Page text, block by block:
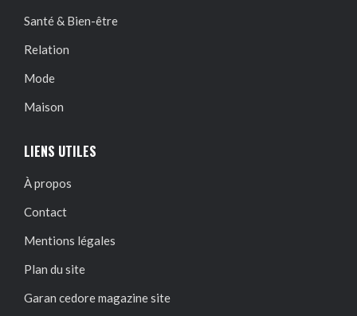
Santé & Bien-être
Relation
Mode
Maison
LIENS UTILES
À propos
Contact
Mentions légales
Plan du site
Garan cedore magazine site